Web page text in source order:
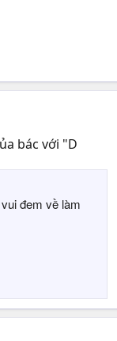
bác với "D
đem về làm